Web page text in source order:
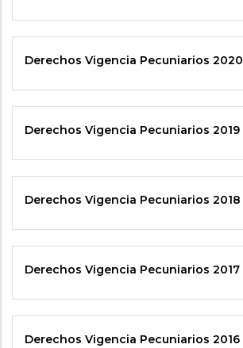
Derechos Vigencia Pecuniarios 2020
Derechos Vigencia Pecuniarios 2019
Derechos Vigencia Pecuniarios 2018
Derechos Vigencia Pecuniarios 2017
Derechos Vigencia Pecuniarios 2016